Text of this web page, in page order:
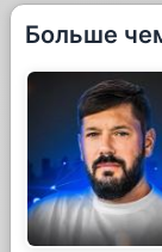
Больше